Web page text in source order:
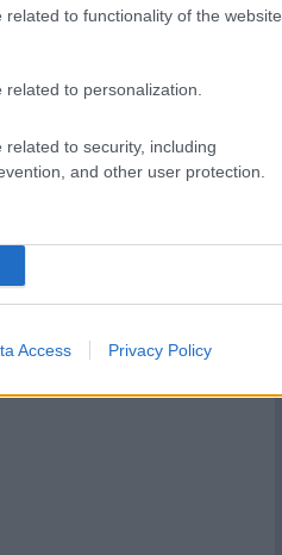
to functionality of the website
to personalization.
to security, including
and other user protection.
Access Privacy Policy